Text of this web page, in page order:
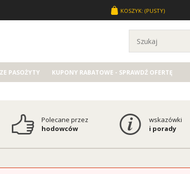
KOSZYK: (PUSTY)
PASOŻYTY KUPONY RABATOWE - SPRAWDŹ OFERTĘ
Polecane przez
hodowców
wskazówki
i porady